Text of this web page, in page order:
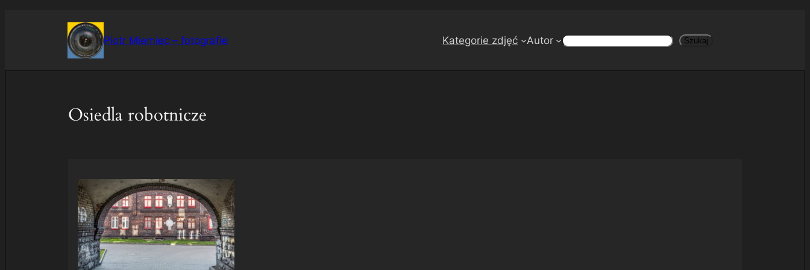
Piotr Miemiec – fotografie Kategorie zdjęć Autor Szukaj Szukaj
Osiedla robotnicze